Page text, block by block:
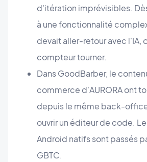
d'itération imprévisibles.
à une fonctionnalité
devait aller-retour avec l'IA,
compteur tourner.
Dans GoodBarber, le
commerce d'AURORA ont
depuis le même back-
ouvrir un éditeur de code.
Android natifs sont passés
GBTC.